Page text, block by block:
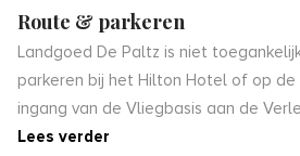
Route & parkeren
Landgoed De Paltz is niet
parkeren bij het Hilton Hotel of op
ingang van de Vliegbasis aan de
Lees verder